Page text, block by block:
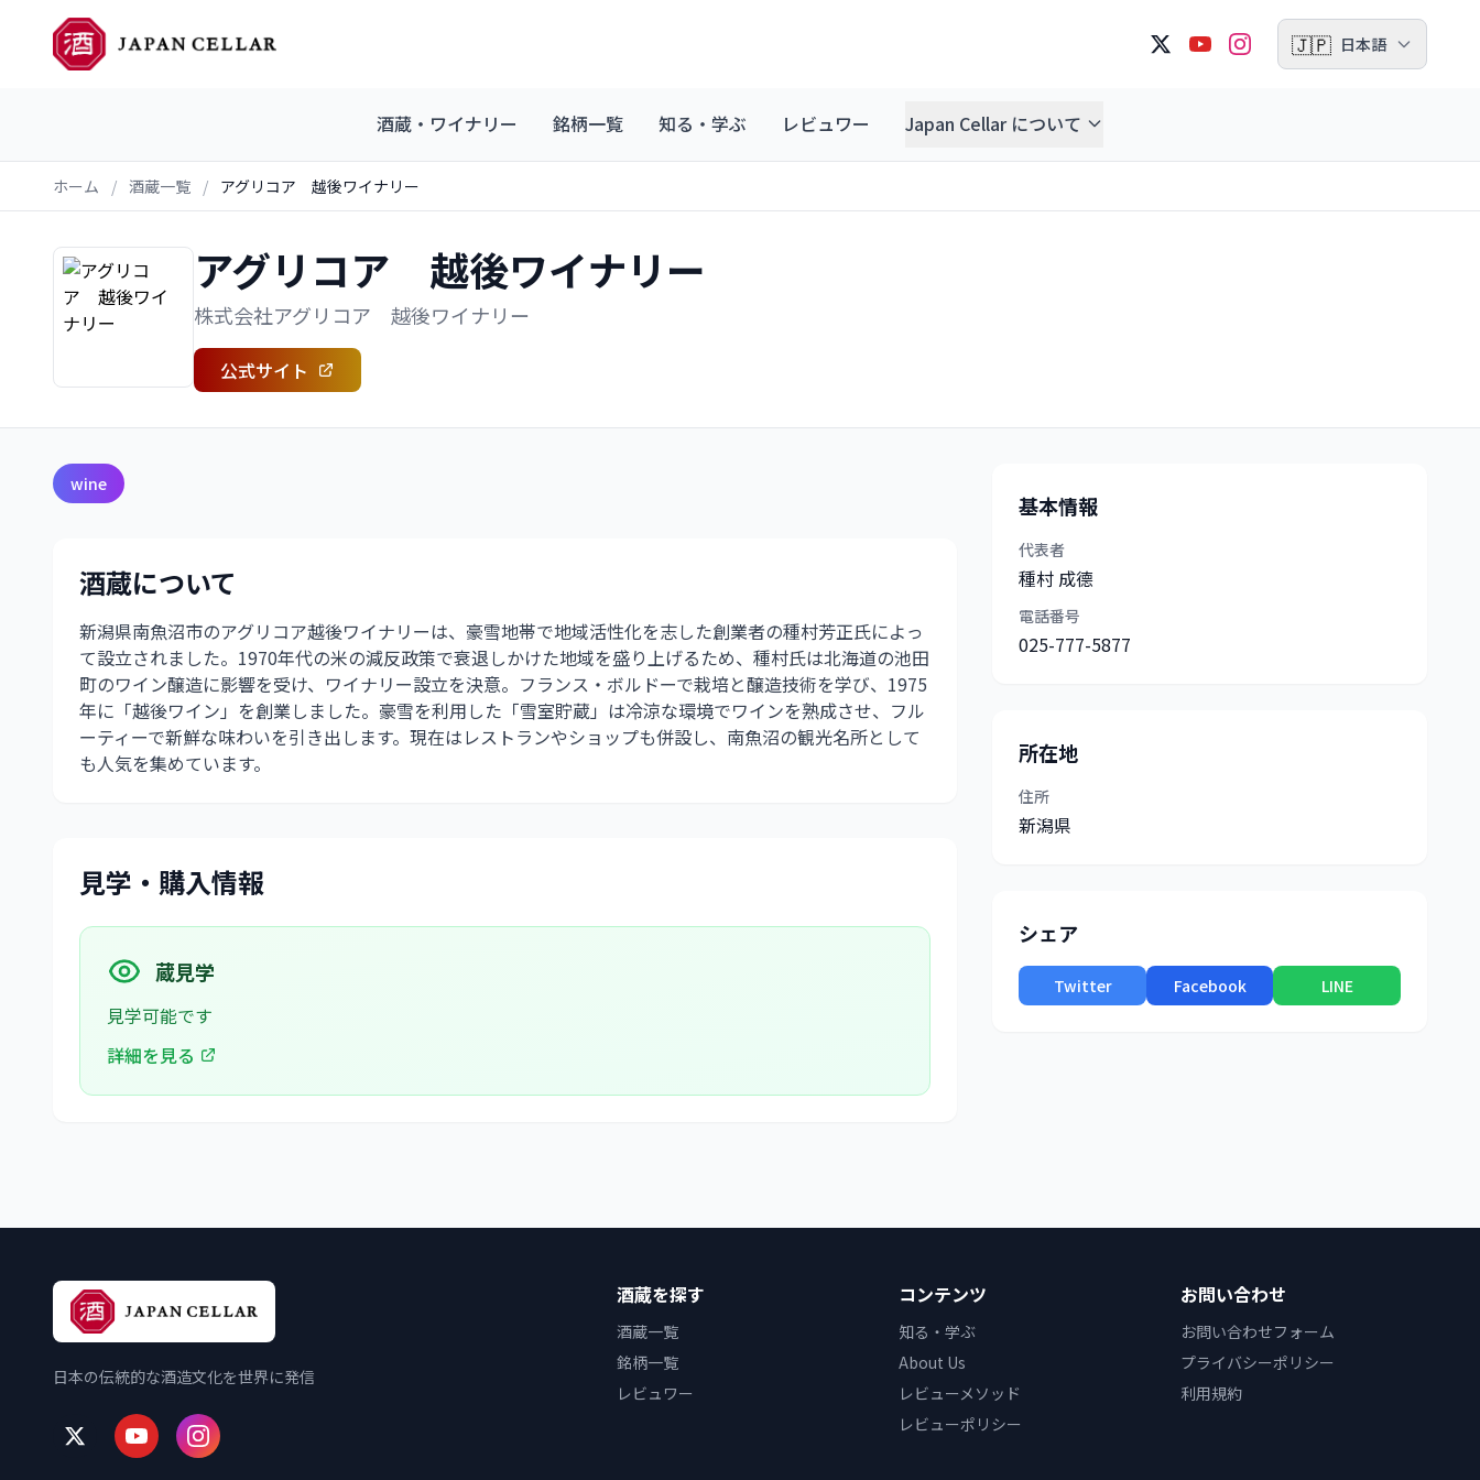
🇯🇵 日本語
酒蔵・ワイナリー 銘柄一覧 知る・学ぶ レビュワー Japan Cellar について
ホーム / 酒蔵一覧 / アグリコア 越後ワイナリー
アグリコア 越後ワイナリー
株式会社アグリコア 越後ワイナリー
公式サイト
wine
酒蔵について
新潟県南魚沼市のアグリコア越後ワイナリーは、豪雪地帯で地域活性化を志した創業者の種村芳正氏によっ
て設立されました。1970年代の米の減反政策で衰退しかけた地域を盛り上げるため、種村氏は北海道の池田
町のワイン醸造に影響を受け、ワイナリー設立を決意。フランス・ボルドーで栽培と醸造技術を学び、1975
年に「越後ワイン」を創業しました。豪雪を利用した「雪室貯蔵」は冷涼な環境でワインを熟成させ、フル
ーティーで新鮮な味わいを引き出します。現在はレストランやショップも併設し、南魚沼の観光名所として
も人気を集めています。
見学・購入情報
蔵見学
見学可能です
詳細を見る
基本情報
代表者
種村 成德
電話番号
025-777-5877
所在地
住所
新潟県
シェア
Twitter Facebook LINE
日本の伝統的な酒造文化を世界に発信
酒蔵を探す
酒蔵一覧
銘柄一覧
レビュワー
コンテンツ
知る・学ぶ
About Us
レビューメソッド
レビューポリシー
お問い合わせ
お問い合わせフォーム
プライバシーポリシー
利用規約